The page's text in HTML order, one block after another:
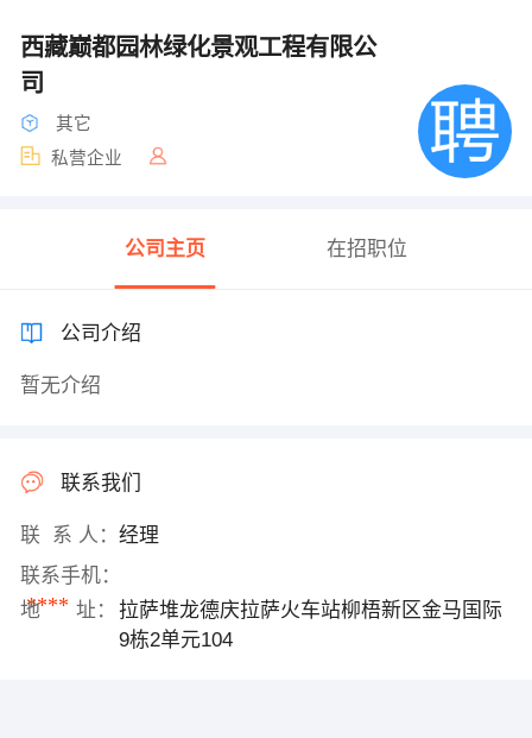
西藏巅都园林绿化景观工程有限公
司
其它
私营企业
公司主页 在招职位
公司介绍
暂无介绍
联系我们
联 系 人： 经理
联系手机：
****
地 址：
拉萨堆龙德庆拉萨火车站柳梧新区金马国际
9栋2单元104